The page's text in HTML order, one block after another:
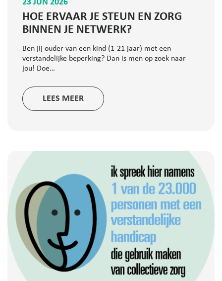
23 JUN 2026
HOE ERVAAR JE STEUN EN ZORG
BINNEN JE NETWERK?
Ben jij ouder van een kind (1-21 jaar) met een
verstandelijke beperking? Dan is men op zoek naar
jou! Doe…
LEES MEER